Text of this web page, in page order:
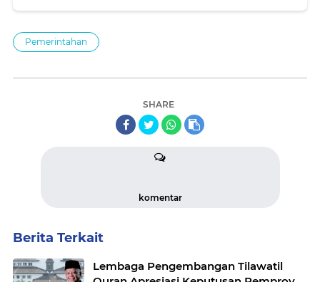
Pemerintahan
SHARE
komentar
Berita Terkait
Lembaga Pengembangan Tilawatil